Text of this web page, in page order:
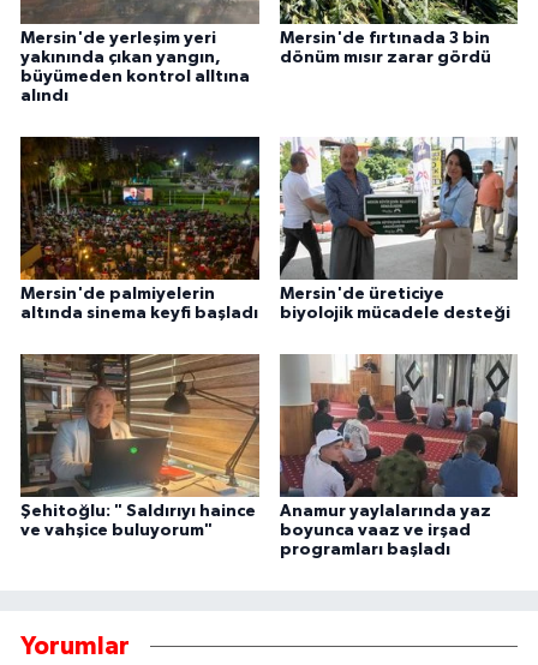
Mersin'de yerleşim yeri
yakınında çıkan yangın,
büyümeden kontrol alltına
alındı
Mersin'de fırtınada 3 bin
dönüm mısır zarar gördü
Mersin'de palmiyelerin
altında sinema keyfi başladı
Mersin'de üreticiye
biyolojik mücadele desteği
Şehitoğlu: " Saldırıyı haince
ve vahşice buluyorum"
Anamur yaylalarında yaz
boyunca vaaz ve irşad
programları başladı
Yorumlar